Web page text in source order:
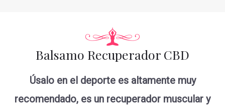
Balsamo Recuperador CBD
Úsalo en el deporte es altamente muy
recomendado, es un recuperador muscular y